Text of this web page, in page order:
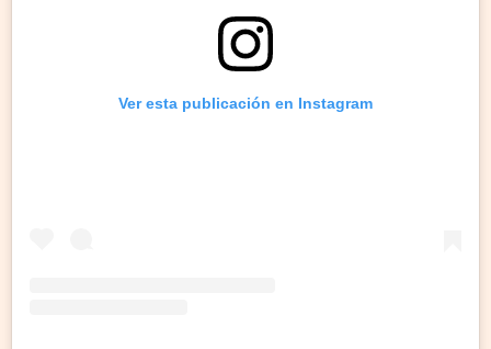
Ver esta publicación en Instagram